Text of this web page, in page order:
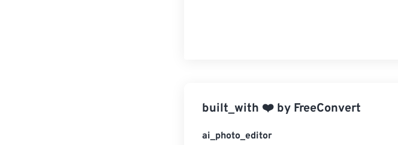
built_with ❤️ by FreeConvert
ai_photo_editor